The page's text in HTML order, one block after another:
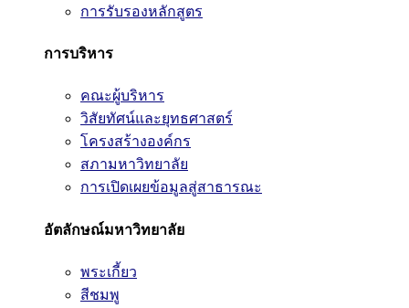
การรับรองหลักสูตร
การบริหาร
คณะผู้บริหาร
วิสัยทัศน์และยุทธศาสตร์
โครงสร้างองค์กร
สภามหาวิทยาลัย
การเปิดเผยข้อมูลสู่สาธารณะ
อัตลักษณ์มหาวิทยาลัย
พระเกี้ยว
สีชมพู